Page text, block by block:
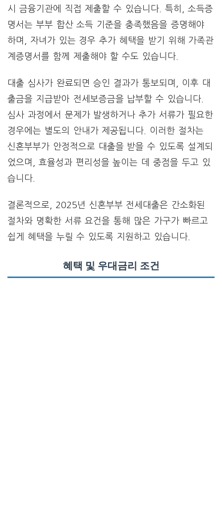
시 금융기관에 직접 제출할 수 있습니다. 특히, 소득증
명서는 부부 합산 소득 기준을 충족했음을 증명해야
하며, 자녀가 있는 경우 추가 혜택을 받기 위해 가족관
계증명서를 함께 제출해야 할 수도 있습니다.
대출 심사가 완료되면 승인 결과가 통보되며, 이후 대
출금을 지급받아 전세보증금을 납부할 수 있습니다.
심사 과정에서 문제가 발생하거나 추가 서류가 필요한
경우에는 별도의 안내가 제공됩니다. 이러한 절차는
신혼부부가 안정적으로 대출을 받을 수 있도록 설계되
었으며, 효율성과 편리성을 높이는 데 중점을 두고 있
습니다.
결론적으로, 2025년 신혼부부 전세대출은 간소화된
절차와 명확한 서류 요건을 통해 많은 가구가 빠르고
쉽게 혜택을 누릴 수 있도록 지원하고 있습니다.
혜택 및 우대금리 조건